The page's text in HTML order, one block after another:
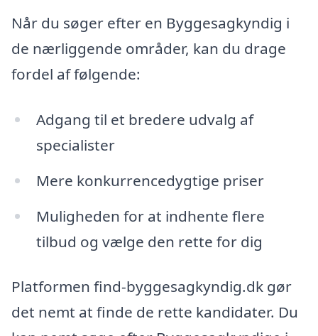
Når du søger efter en Byggesagkyndig i
de nærliggende områder, kan du drage
fordel af følgende:
Adgang til et bredere udvalg af
specialister
Mere konkurrencedygtige priser
Muligheden for at indhente flere
tilbud og vælge den rette for dig
Platformen find-byggesagkyndig.dk gør
det nemt at finde de rette kandidater. Du